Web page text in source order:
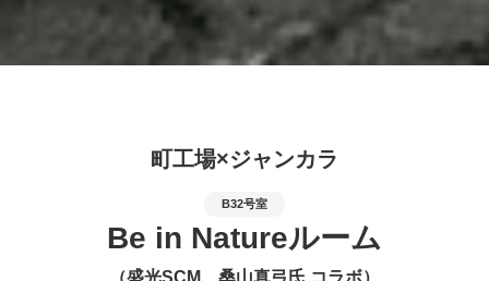
町工場×ジャンカラ
B32号室
Be in Natureルーム